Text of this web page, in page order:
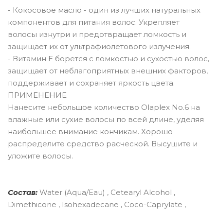
- Кокосовое масло - один из лучших натуральных
компонентов для питания волос. Укрепляет
волосы изнутри и предотвращает ломкость и
защищает их от ультрафиолетового излучения.
- Витамин E борется с ломкостью и сухостью волос,
защищает от неблагоприятных внешних факторов,
поддерживает и сохраняет яркость цвета.
ПРИМЕНЕНИЕ
Нанесите небольшое количество Olaplex No.6 на
влажные или сухие волосы по всей длине, уделяя
наибольшее внимание кончикам. Хорошо
распределите средство расческой. Высушите и
уложите волосы.
Состав: Water (Aqua/Eau) , Cetearyl Alcohol ,
Dimethicone , Isohexadecane , Coco-Caprylate ,